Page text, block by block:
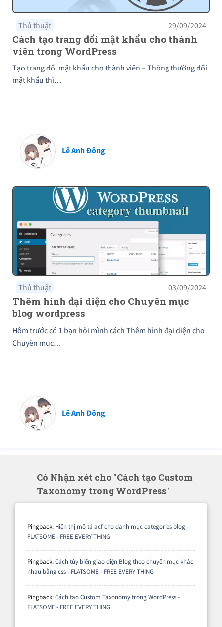
Thủ thuật 29/09/2024
Cách tạo trang đổi mật khẩu cho thành
viên trong WordPress
Tạo trang đổi mật khẩu cho thành viên – Thông thường đổi
mật khẩu thì…
Lê Anh Đông
Thủ thuật 03/09/2024
Thêm hình đại diện cho Chuyên mục
blog wordpress
Hôm trước có 1 bạn hỏi mình cách Thêm hình đại diện cho
Chuyên mục…
Lê Anh Đông
Có Nhận xét cho "Cách tạo Custom
Taxonomy trong WordPress"
Pingback: Hiện thị mô tả acf cho danh mục categories blog -
FLATSOME - FREE EVERY THING
Pingback:Cách tùy biến giao diện Blog theo chuyên mục khác
nhau bằng css - FLATSOME - FREE EVERY THING
Pingback:Cách tạo Custom Taxonomy trong WordPress -
FLATSOME - FREE EVERY THING